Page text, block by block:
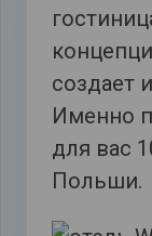
создает
Именно
для вас
Польши.